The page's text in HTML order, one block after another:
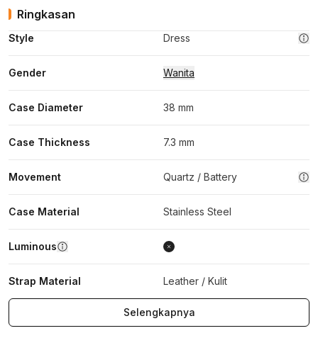
Ringkasan
Style Dress
Gender Wanita
Case Diameter 38 mm
Case Thickness 7.3 mm
Movement Quartz / Battery
Case Material Stainless Steel
Luminous
Strap Material Leather / Kulit
Selengkapnya